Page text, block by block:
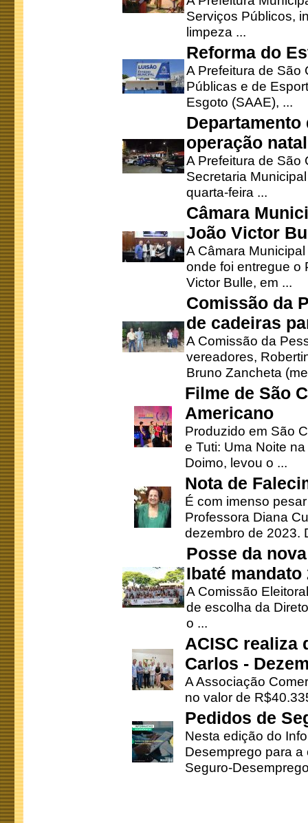
Serviços Públicos,
limpeza ...
Reforma do
A Prefeitura de São
Públicas e de
Esgoto (SAAE), ...
operação
A Prefeitura de São
Secretaria
quarta-feira ...
Câmara
João Victor
A Câmara
onde foi entregue o
Victor Bulle, em ...
Comissão da
de cadeiras
A Comissão da
vereadores,
Bruno Zancheta
Filme de São
Americano
Produzido em São
e Tuti: Uma Noite
Doimo, levou o ...
Nota de
É com imenso
Professora Diana
dezembro de 2023.
Posse da
Ibaté mandato
A Comissão
de escolha da
o ...
ACISC realiza
Carlos -
A Associação
no valor de
Pedidos de
Nesta edição do
Desemprego para
Seguro-